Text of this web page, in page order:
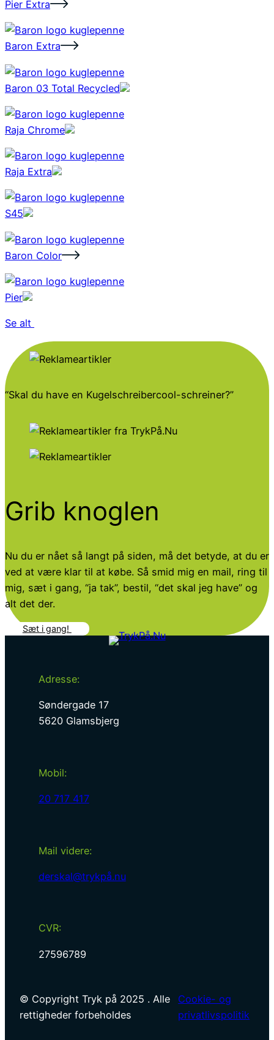
Pier Extra
Baron Extra
Baron 03 Total Recycled
Raja Chrome
Raja Extra
S45
Baron Color
Pier
Se alt
“Skal du have en Kugelschreibercool-schreiner?”
Grib knoglen
Nu du er nået så langt på siden, må det betyde, at du er
ved at være klar til at købe. Så smid mig en mail, ring til
mig, sæt i gang, “ja tak”, bestil, “det skal jeg have” og
alt det der.
Sæt i gang!
Adresse:
Søndergade 17
5620 Glamsbjerg
Mobil:
20 717 417
Mail videre:
derskal@trykpå.nu
CVR:
27596789
© Copyright Tryk på 2025 . Alle
rettigheder forbeholdes
Cookie- og
privatlivspolitik